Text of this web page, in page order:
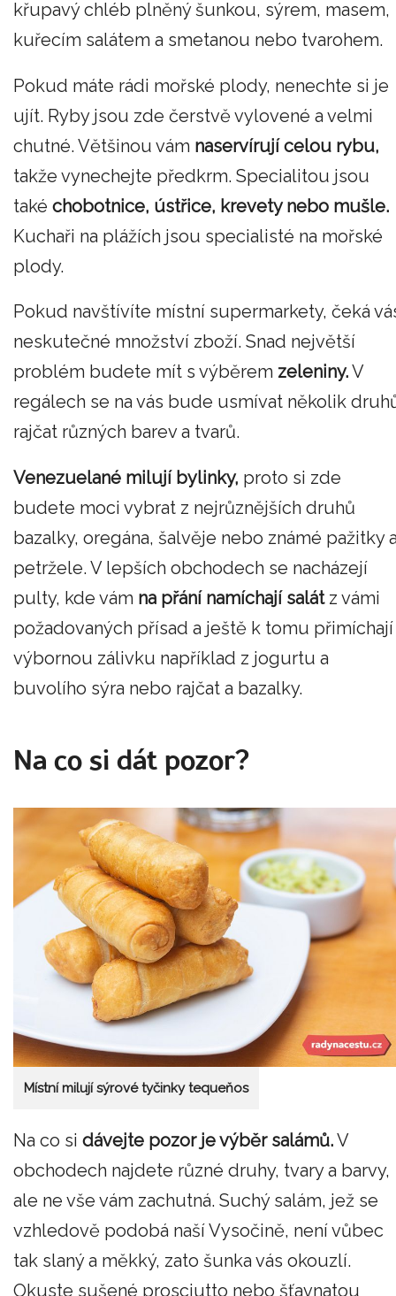
křupavý chléb plněný šunkou, sýrem, masem,
kuřecím salátem a smetanou nebo tvarohem.
Pokud máte rádi mořské plody, nenechte si je
ujít. Ryby jsou zde čerstvě vylovené a velmi
chutné. Většinou vám naservírují celou rybu,
takže vynechejte předkrm. Specialitou jsou
také chobotnice, ústřice, krevety nebo mušle.
Kuchaři na plážích jsou specialisté na mořské
plody.
Pokud navštívíte místní supermarkety, čeká
neskutečné množství zboží. Snad největší
problém budete mít s výběrem zeleniny.V
regálech se na vás bude usmívat několik
rajčat různých barev a tvarů.
Venezuelané milují bylinky, proto si zde
budete moci vybrat z nejrůznějších druhů
bazalky, oregána, šalvěje nebo známé pažitky
petržele. V lepších obchodech se nacházejí
pulty, kde vám na přání namíchají salátz vámi
požadovaných přísad a ještě k tomu přimíchají
výbornou zálivku například z jogurtu a
buvolího sýra nebo rajčat a bazalky.
Na co si dát pozor?
Místní milují sýrové tyčinky tequeňos
Na co si dávejte pozor je výběr salámů.V
obchodech najdete různé druhy, tvary a barvy,
ale ne vše vám zachutná. Suchý salám, jež se
vzhledově podobá naší Vysočině, není vůbec
tak slaný a měkký, zato šunka vás okouzlí.
Okuste sušené prosciutto nebo šťavnatou